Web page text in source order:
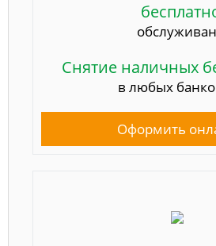
Снятие наличных
в любых
Оформить